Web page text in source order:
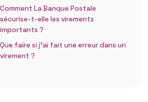
Comment La Banque Postale
sécurise-t-elle les virements
importants ?
Que faire si j’ai fait une erreur dans un
virement ?